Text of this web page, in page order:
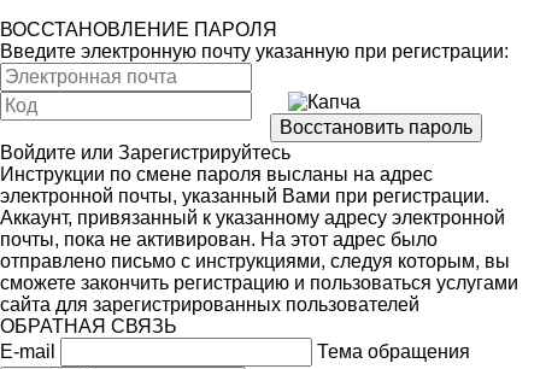
ВОССТАНОВЛЕНИЕ ПАРОЛЯ
Введите электронную почту указанную при регистрации:
Войдите или Зарегистрируйтесь
Инструкции по смене пароля высланы на адрес
электронной почты, указанный Вами при регистрации.
Аккаунт, привязанный к указанному адресу электронной
почты, пока не активирован. На этот адрес было
отправлено письмо с инструкциями, следуя которым, вы
сможете закончить регистрацию и пользоваться услугами
сайта для зарегистрированных пользователей
ОБРАТНАЯ СВЯЗЬ
E-mail
Тема обращения